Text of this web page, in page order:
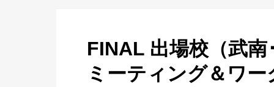
FINAL 出場校（武
ミーティング＆ワ